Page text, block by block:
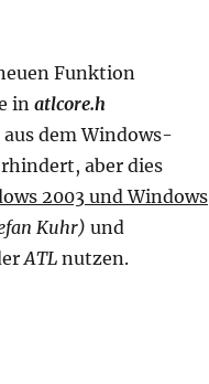
Funktion
in atlcore.h
dem Windows-
aber dies
2003 und Windows
Kuhr) und
ATL nutzen.